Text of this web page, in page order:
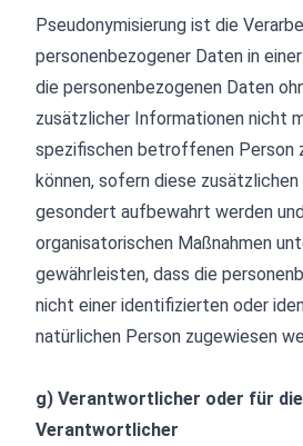
Pseudonymisierung ist die
personenbezogener Daten in
die personenbezogenen Daten
zusätzlicher Informationen nicht
spezifischen betroffenen Person
können, sofern diese
gesondert aufbewahrt werden
organisatorischen Maßnahmen
gewährleisten, dass die
nicht einer identifizierten oder
natürlichen Person zugewiesen
g) Verantwortlicher oder für
Verantwortlicher